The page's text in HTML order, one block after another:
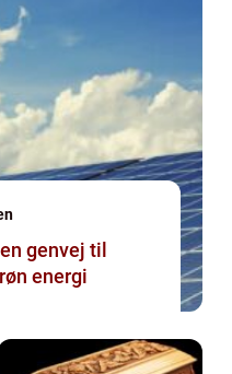
energi